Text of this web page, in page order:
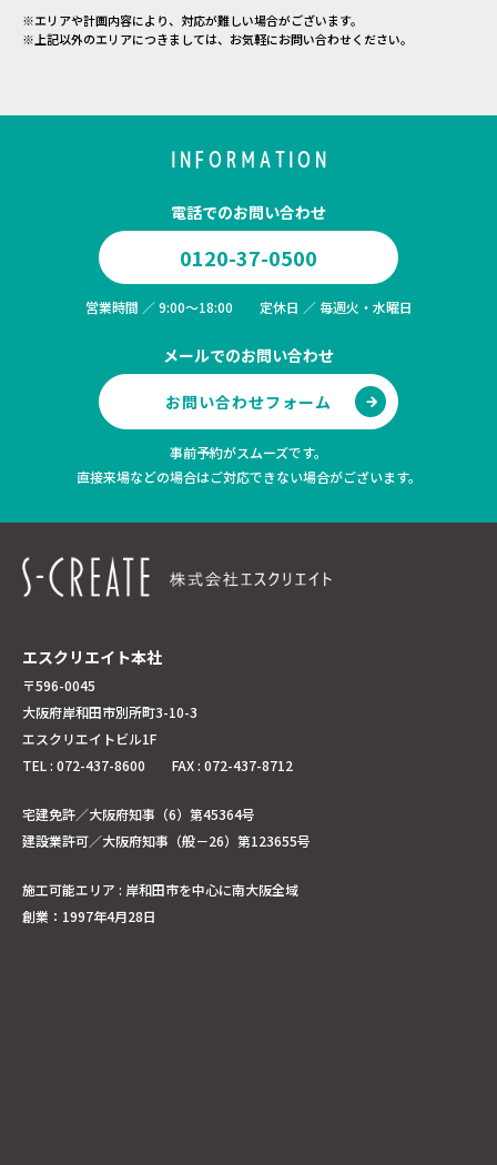
※エリアや計画内容により、対応が難しい場合がございます。
※上記以外のエリアにつきましては、お気軽にお問い合わせください。
エスクリエイト本社
〒596-0045
大阪府岸和田市別所町3-10-3
エスクリエイトビル1F
TEL : 072-437-8600 FAX : 072-437-8712
宅建免許／大阪府知事（6）第45364号
建設業許可／大阪府知事（般－26）第123655号
施工可能エリア : 岸和田市を中心に南大阪全域
創業：1997年4月28日
INFORMATION
電話でのお問い合わせ
0120-37-0500
営業時間 ／ 9:00～18:00 定休日 ／ 毎週火・水曜日
メールでのお問い合わせ
お問い合わせフォーム
事前予約がスムーズです。
直接来場などの場合はご対応できない場合がございます。